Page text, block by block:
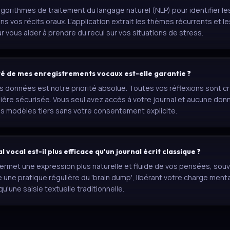
de traitement du langage naturel (NLP) pour identifier
vos récits oraux. L'application extrait les thèmes récurrents et
vous aider à prendre du recul sur vos situations de stress.
de mes enregistrements vocaux est-elle garantie ?
données est notre priorité absolue. Toutes vos réflexions sont
sécurisée. Vous seul avez accès à votre journal et aucune
modèles tiers sans votre consentement explicite.
vocal est-il plus efficace qu'un journal écrit classique ?
une expression plus naturelle et fluide de vos pensées,
une pratique régulière du 'brain dump', libérant votre charge
saisie textuelle traditionnelle.